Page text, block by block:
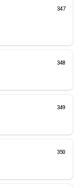
347
348
349
350